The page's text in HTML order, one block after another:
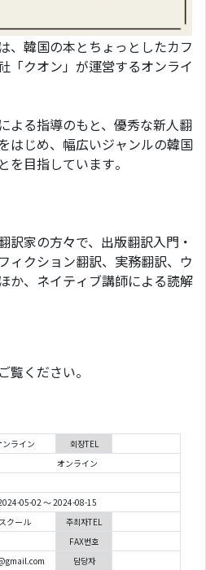
、韓国の本とちょっとしたカフ
「クオン」が運営するオンライ
よる指導のもと、優秀な新人翻
はじめ、幅広いジャンルの韓国
目指しています。
訳家の方々で、出版翻訳入門・
ィクション翻訳、実務翻訳、ウ
か、ネイティブ講師による読解
覧ください。
ンライン
회장TEL
オンライン
05-02 ～ 2024-08-15
クール
주최자TEL
FAX번호
담당자